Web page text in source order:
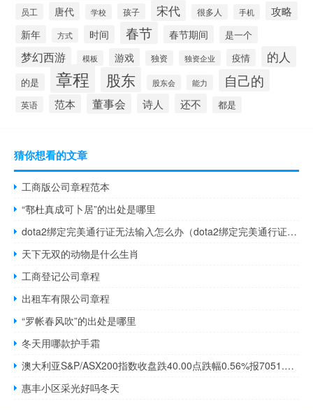
员工 唐代 学校 孩子 宋代 很多人 手机 攻略
新年 方式 时间 春节 春节期间 是一个
梦幻西游 模板 游戏 独资 独资企业 疫情 的人
的是 章程 股东 股东会 能力 自己的
英语 范本 董事会 诗人 还不 都是
猜你想看的文章
工商版公司章程范本
“鄠杜真成可卜居”的出处是哪里
dota2绑定完美通行证无法输入怎么办（dota2绑定完美通行证无法输入）
天下无双的动物是什么生肖
工商登记公司章程
出租车有限公司章程
“罗帐春风吹”的出处是哪里
冬天用哪款护手霜
澳大利亚S&P/ASX200指数收盘跌40.00点跌幅0.56%报7051.00点
惠丰小区采光好吗冬天